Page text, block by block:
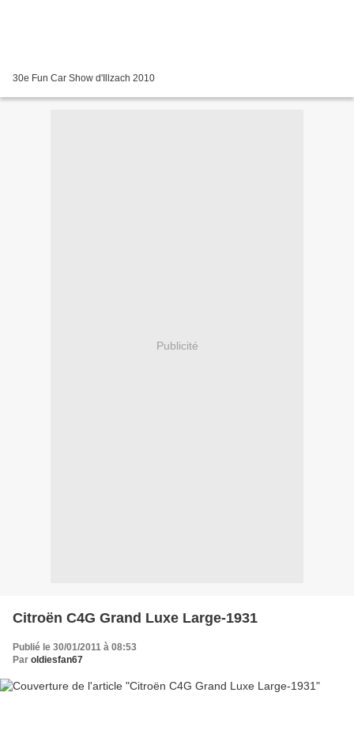
30e Fun Car Show d'Illzach 2010
Publicité
Citroën C4G Grand Luxe Large-1931
Publié le 30/01/2011 à 08:53
Par oldiesfan67